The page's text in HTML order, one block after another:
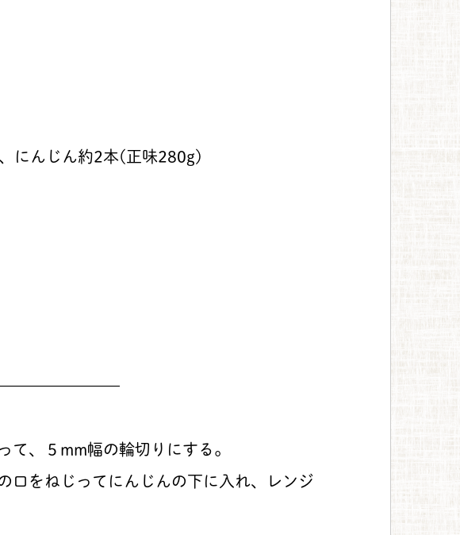
にんじん約2本(正味280g)
、５mm幅の輪切りにする。
をねじってにんじんの下に入れ、レンジ